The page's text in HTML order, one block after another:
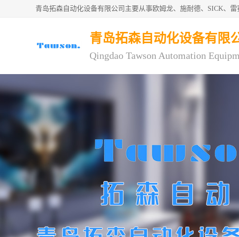
青岛拓森自动化设备有限公司主要从事欧姆龙、施耐德、SICK、
青岛拓森自动化设备有限
Qingdao Tawson Automation